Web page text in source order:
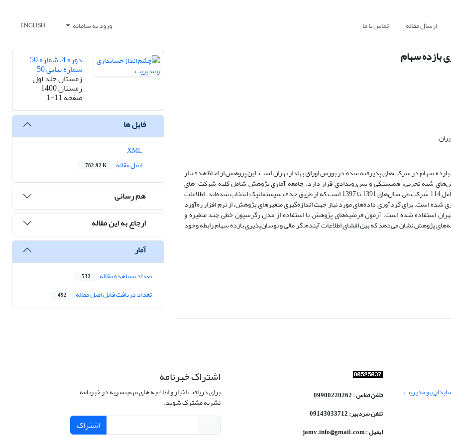
ارسال مقاله تماس با ما ورود به سامانه ENGLISH
بازده سهام
سهام در شرکت‌های پذیرفته شده در بورس اوراق بهادار تهران است. این پژوهش از لحاظ هدف، از
شبه تجربی، همبستگی و پس‌رویدادی قرار دارد. جامعه آماری پژوهش شامل کلیه شرکت-های
پذیرفته شده در بورس اوراق بهادار تهران می‌باشد. نمونه‌ آماری پژوهش شامل 114 شرکت طی سال‌های 1391 تا 1397 است که از طریق حذف سیستماتیک انتخاب شده‌اند. اطلاعات
شده است. برای گردآوری داده‌های مورد نیاز جهت اندازه‌گیری متغیرهای پژوهش، از نرم افزار ره‌آورد
استفاده شده است. آزمون فرضیه‌های پژوهش با استفاده از مدل رگرسیون خطی چند متغیره و
پژوهش نشان می‌دهد که بین افشای اطلاعات آینده‌نگر مالی و نوسان‌پذیری بازده سهام رابطه وجود
دوره 4، شماره 50 -
شماره پیاپی 50
زمستان جلد اول
زمستان 1400
صفحه1-11
فایل ها
اصل مقاله
782.92 K
هم رسانی
ارجاع به این مقاله
آمار
تعداد مشاهده مقاله 532
تعداد دریافت فایل اصل مقاله 492
و مدیریت
تلفن تماس : 09900220262
تلفن سردبیر: 09143033712
ایمیل : jamv.info@gmail.com
اشتراک خبرنامه
برای دریافت اخبار و اطلاعیه های مهم نشریه در خبرنامه
نشریه مشترک شوید.
اشتراک